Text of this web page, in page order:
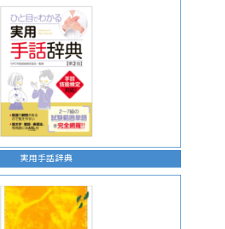
実用手話辞典